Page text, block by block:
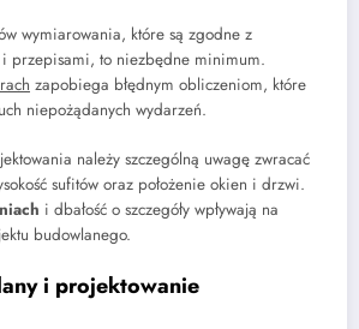
wymiarowania, które są zgodne z
przepisami, to niezbędne minimum.
zapobiega błędnym obliczeniom, które
niepożądanych wydarzeń.
należy szczególną uwagę zwracać
sufitów oraz położenie okien i drzwi.
i dbałość o szczegóły wpływają na
budowlanego.
i projektowanie